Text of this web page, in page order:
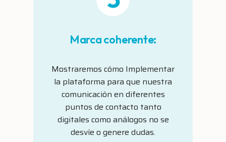
Marca coherente:
Mostraremos cómo Implementar
la plataforma para que nuestra
comunicación en diferentes
puntos de contacto tanto
digitales como análogos no se
desvíe o genere dudas.